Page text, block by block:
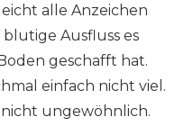
alle Anzeichen
blutige Ausfluss es
geschafft hat.
einfach nicht viel.
ungewöhnlich.